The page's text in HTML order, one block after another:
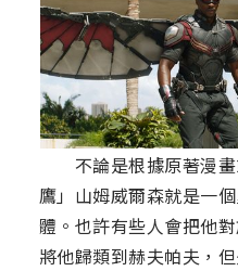
不論是根據原著漫畫
鷹」山姆威爾森就是一
體。也許有些人會把他
將他歸類到赫夫帕夫，